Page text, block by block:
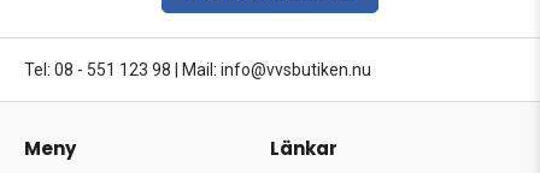
Tel: 08 - 551 123 98 Mail: info@vvsbutiken.nu
Meny Länkar